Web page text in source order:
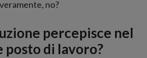
no?
percepisce nel
posto di lavoro?